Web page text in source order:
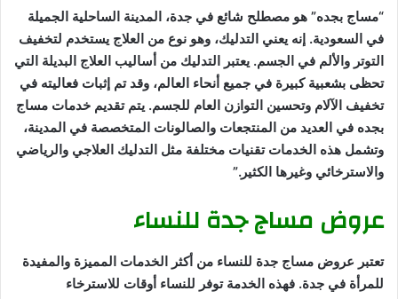
“مساج بجده” هو مصطلح شائع في جدة، المدينة الساحلية الجميلة
في السعودية. إنه يعني التدليك، وهو نوع من العلاج يستخدم لتخفيف
التوتر والألم في الجسم. يعتبر التدليك من أساليب العلاج البديلة التي
تحظى بشعبية كبيرة في جميع أنحاء العالم، وقد تم إثبات فعاليته في
تخفيف الآلام وتحسين التوازن العام للجسم. يتم تقديم خدمات مساج
بجده في العديد من المنتجعات والصالونات المتخصصة في المدينة،
وتشمل هذه الخدمات تقنيات مختلفة مثل التدليك العلاجي والرياضي
والاسترخائي وغيرها الكثير.”
عروض مساج جدة للنساء
تعتبر عروض مساج جدة للنساء من أكثر الخدمات المميزة والمفيدة
للمرأة في جدة. فهذه الخدمة توفر للنساء أوقات للاسترخاء